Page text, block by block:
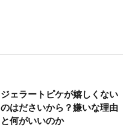
ジェラートピケが嬉しくない
のはださいから？嫌いな理由
と何がいいのか